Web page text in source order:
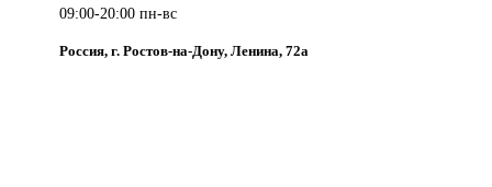
09:00-20:00 пн-вс
Россия, г. Ростов-на-Дону, Ленина, 72а